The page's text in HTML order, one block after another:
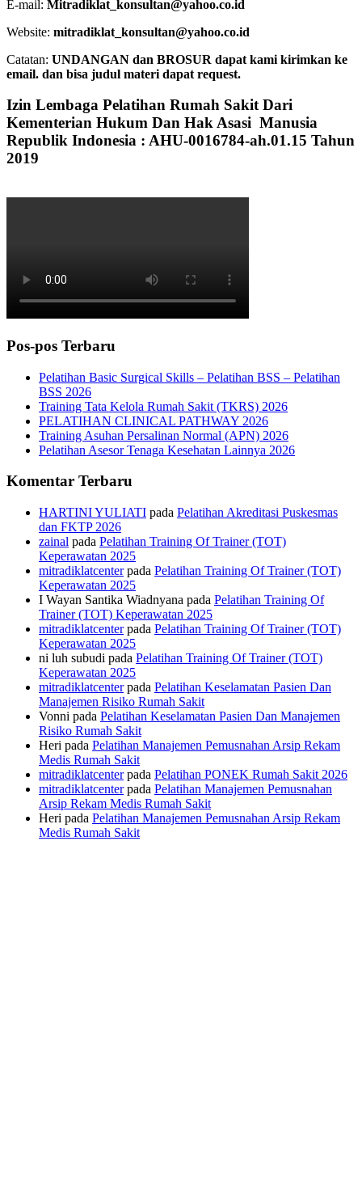
E-mail: Mitradiklat_konsultan@yahoo.co.id
Website: mitradiklat_konsultan@yahoo.co.id
Catatan: UNDANGAN dan BROSUR dapat kami kirimkan ke
email. dan bisa judul materi dapat request.
Izin Lembaga Pelatihan Rumah Sakit Dari
Kementerian Hukum Dan Hak Asasi Manusia
Republik Indonesia : AHU-0016784-ah.01.15 Tahun
2019
Pos-pos Terbaru
Pelatihan Basic Surgical Skills – Pelatihan BSS – Pelatihan
BSS 2026
Training Tata Kelola Rumah Sakit (TKRS) 2026
PELATIHAN CLINICAL PATHWAY 2026
Training Asuhan Persalinan Normal (APN) 2026
Pelatihan Asesor Tenaga Kesehatan Lainnya 2026
Komentar Terbaru
HARTINI YULIATI pada Pelatihan Akreditasi Puskesmas
dan FKTP 2026
zainal pada Pelatihan Training Of Trainer (TOT)
Keperawatan 2025
mitradiklatcenterpada Pelatihan Training Of Trainer (TOT)
Keperawatan 2025
I Wayan Santika Wiadnyana pada Pelatihan Training Of
Trainer (TOT) Keperawatan 2025
mitradiklatcenterpada Pelatihan Training Of Trainer (TOT)
Keperawatan 2025
ni luh subudi pada Pelatihan Training Of Trainer (TOT)
Keperawatan 2025
mitradiklatcenterpada Pelatihan Keselamatan Pasien Dan
Manajemen Risiko Rumah Sakit
Vonni pada Pelatihan Keselamatan Pasien Dan Manajemen
Risiko Rumah Sakit
Heri pada Pelatihan Manajemen Pemusnahan Arsip Rekam
Medis Rumah Sakit
mitradiklatcenterpada Pelatihan PONEK Rumah Sakit 2026
mitradiklatcenterpada Pelatihan Manajemen Pemusnahan
Arsip Rekam Medis Rumah Sakit
Heri pada Pelatihan Manajemen Pemusnahan Arsip Rekam
Medis Rumah Sakit